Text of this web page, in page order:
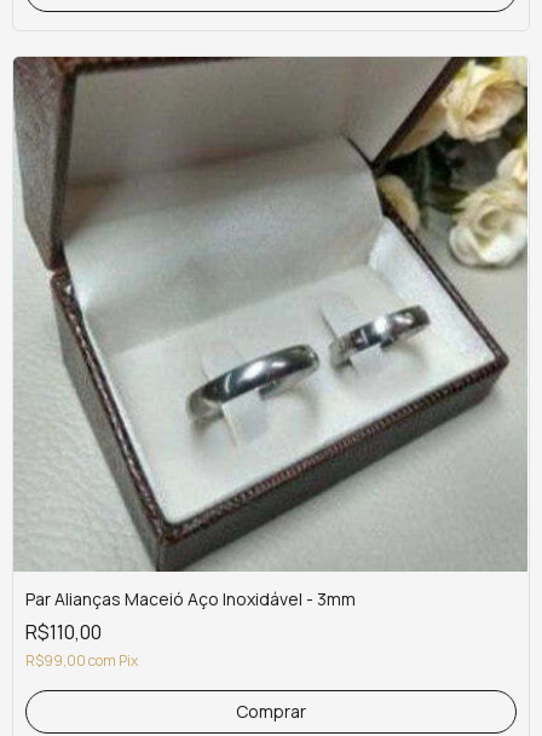
Par Alianças Maceió Aço Inoxidável - 3mm
R$110,00
R$99,00com Pix